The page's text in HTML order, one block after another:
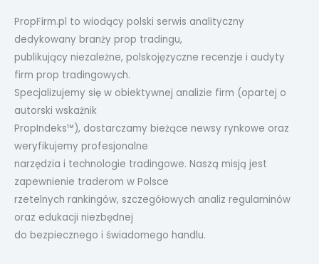
PropFirm.pl to wiodący polski serwis analityczny
dedykowany branży prop tradingu,
publikujący niezależne, polskojęzyczne recenzje i audyty
firm prop tradingowych.
Specjalizujemy się w obiektywnej analizie firm (opartej o
autorski wskaźnik
PropIndeks™), dostarczamy bieżące newsy rynkowe oraz
weryfikujemy profesjonalne
narzędzia i technologie tradingowe. Naszą misją jest
zapewnienie traderom w Polsce
rzetelnych rankingów, szczegółowych analiz regulaminów
oraz edukacji niezbędnej
do bezpiecznego i świadomego handlu.